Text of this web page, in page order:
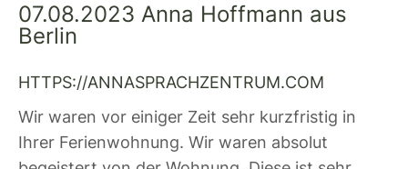
07.08.2023 Anna Hoffmann aus
Berlin
HTTPS://ANNASPRACHZENTRUM.COM
Wir waren vor einiger Zeit sehr kurzfristig in
Ihrer Ferienwohnung. Wir waren absolut